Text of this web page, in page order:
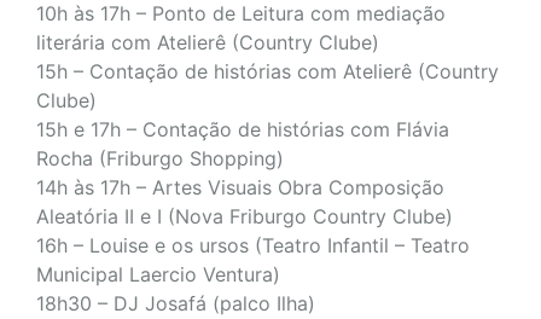
10h às 17h – Ponto de Leitura com mediação
literária com Atelierê (Country Clube)
15h – Contação de histórias com Atelierê (Country
Clube)
15h e 17h – Contação de histórias com Flávia
Rocha (Friburgo Shopping)
14h às 17h – Artes Visuais Obra Composição
Aleatória II e I (Nova Friburgo Country Clube)
16h – Louise e os ursos (Teatro Infantil – Teatro
Municipal Laercio Ventura)
18h30 – DJ Josafá (palco Ilha)